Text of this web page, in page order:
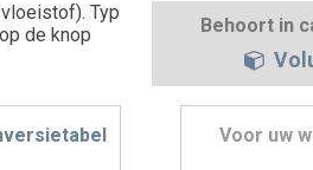
Typ
de knop
Behoort in
Voor uw